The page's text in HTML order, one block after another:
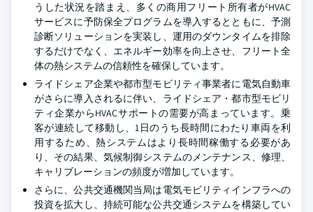
うした状況を踏まえ、多くの商用フリート所有者がHVAC
サービスに予防保全プログラムを導入するとともに、予測
診断ソリューションを実装し、運用のダウンタイムを排除
するだけでなく、エネルギー効率を向上させ、フリート全
体の熱システムの信頼性を確保しています。
ライドシェア企業や都市型モビリティ事業者に電気自動車
がさらに導入されるに伴い、ライドシェア・都市型モビリ
ティ企業からHVACサポートの需要が高まっています。乗
客が連続して移動し、1日のうち長時間にわたり車両を利
用するため、熱システムはより長時間稼働する必要があ
り、その結果、気候制御システムのメンテナンス、修理、
キャリブレーションの頻度が増加しています。
さらに、公共交通機関当局は電気モビリティインフラへの
投資を拡大し、持続可能な公共交通システムを構築してい